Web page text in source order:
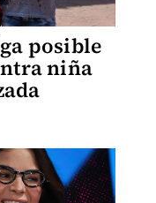
posible
niña